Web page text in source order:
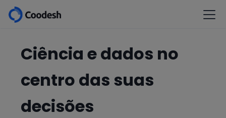
Ciência e dados no
centro das suas
decisões